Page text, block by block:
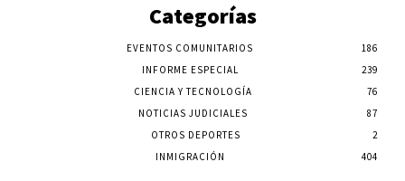
Categorías
EVENTOS COMUNITARIOS
186
INFORME ESPECIAL
239
CIENCIA Y TECNOLOGÍA
76
NOTICIAS JUDICIALES
87
OTROS DEPORTES
2
INMIGRACIÓN
404